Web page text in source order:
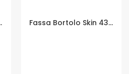
- Formato in litri: 2,5 lt Fassa Bortolo Skin 432 bianco Finitura silossanica protettiva - Formato in litri: 14 lt